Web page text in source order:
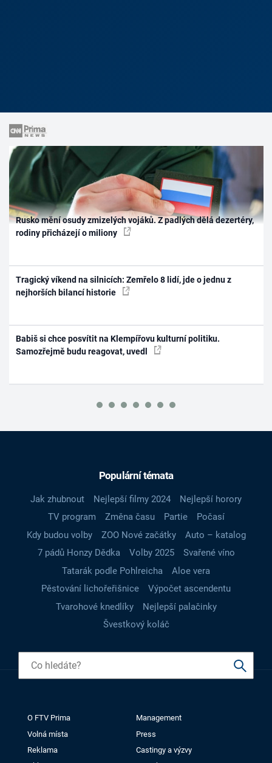
Rusko mění osudy zmizelých vojáků. Z padlých dělá dezertéry,
rodiny přicházejí o miliony
Tragický víkend na silnicích: Zemřelo 8 lidí, jde o jednu z
nejhorších bilancí historie
Babiš si chce posvítit na Klempířovu kulturní politiku.
Samozřejmě budu reagovat, uvedl
Populární témata
Jak zhubnout Nejlepší filmy 2024
Nejlepší horory
TV program
Změna času Partie
Počasí
Kdy budou volby
ZOO Nové začátky
Auto – katalog
7 pádů Honzy Dědka
Volby 2025
Svařené víno
Tatarák podle Pohlreicha
Aloe vera
Pěstování lichořeřišnice
Výpočet ascendentu
Tvarohové knedlíky
Nejlepší palačinky
Švestkový koláč
O FTV Prima
Management
Volná místa
Press
Reklama
Castingy a výzvy